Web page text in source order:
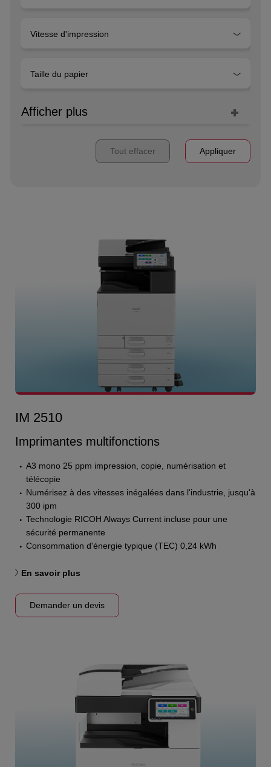
Vitesse d'impression
Taille du papier
Afficher plus
Tout effacer Appliquer
IM 2510
Imprimantes multifonctions
A3 mono 25 ppm impression, copie, numérisation et
télécopie
Numérisez à des vitesses inégalées dans l'industrie, jusqu'à
300 ipm
Technologie RICOH Always Current incluse pour une
sécurité permanente
Consommation d'énergie typique (TEC) 0,24 kWh
En savoir plus
Demander un devis